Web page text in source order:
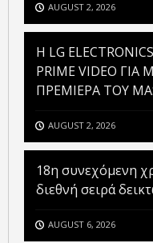
AUGUST 2, 2026
H LG
PRIME VIDEO ΓΙΑ
ΠΡΕΜΙΕΡΑ ΤΟΥ
AUGUST 2, 2026
18η συνεχόμενη
διεθνή σειρά
AUGUST 6, 2026